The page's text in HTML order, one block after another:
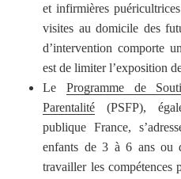
et infirmières
visites au domicile des
d’intervention comporte
est de limiter l’exposition
LeProgramme de
Parentalité (PSFP),
publique France,
enfants de 3 à 6 ans ou
travailler les compétences